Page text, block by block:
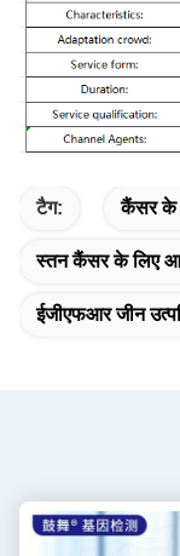
टैग: कैंसर के
स्तन कैंसर के लिए
ईजीएफआर जीन